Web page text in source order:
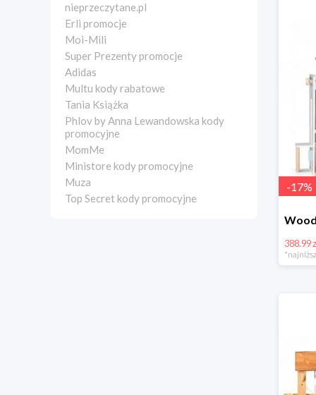
nieprzeczytane.pl
Erli promocje
Moi-Mili
Super Prezenty promocje
Adidas
Multu kody rabatowe
Tania Książka
Phlov by Anna Lewandowska kody
promocyjne
MomMe
Ministore kody promocyjne
Muza
Top Secret kody promocyjne
-17%
388.99